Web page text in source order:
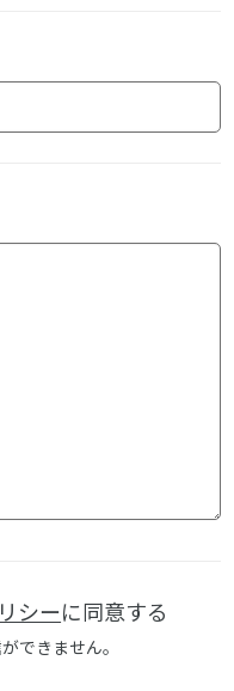
シーに同意する
できません。